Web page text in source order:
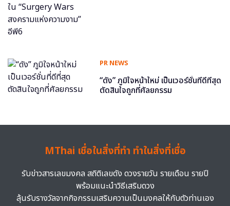
PR NEWS
“ดัง” ภูมิใจหน้าใหม่ เป็นเวอร์ชั่นที่ดีที่สุด
ตัดสินใจถูกที่ศัลยกรรม
MThai เชื่อในสิ่งที่ทำ ทำในสิ่งที่เชื่อ
รับข่าวสารเลขมงคล สถิติเลขดัง ดวงรายวัน รายเดือน รายปี
พร้อมแนะนำวิธีเสริมดวง
ลุ้นรับรางวัลจากกิจกรรมเสริมความเป็นมงคลให้กับตัวท่านเอง